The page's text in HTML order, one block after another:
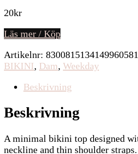
20kr
Läs mer / Köp
Artikelnr: 8300815134149960581
BIKINI, Dam, Weekday
Beskrivning
Beskrivning
A minimal bikini top designed
neckline and thin shoulder